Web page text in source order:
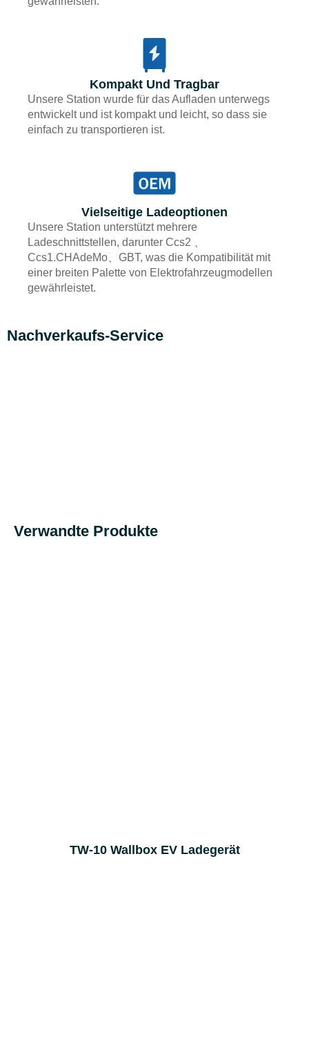
Kompakt Und Tragbar
Unsere Station wurde für das Aufladen unterwegs
entwickelt und ist kompakt und leicht, so dass sie
einfach zu transportieren ist.
Vielseitige Ladeoptionen
Unsere Station unterstützt mehrere
Ladeschnittstellen, darunter Ccs2 、
Ccs1.CHAdeMo、GBT, was die Kompatibilität mit
einer breiten Palette von Elektrofahrzeugmodellen
gewährleistet.
Nachverkaufs-Service
Verwandte Produkte
TW-10 Wallbox EV Ladegerät